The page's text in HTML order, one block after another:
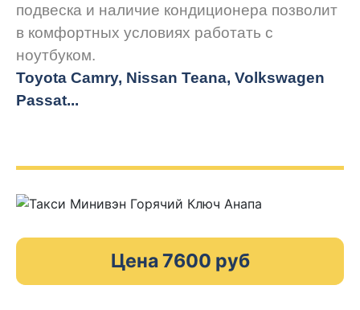
подвеска и наличие кондиционера позволит
в комфортных условиях работать с
ноутбуком.
Toyota Camry, Nissan Teana, Volkswagen
Passat...
Цена 7600 руб